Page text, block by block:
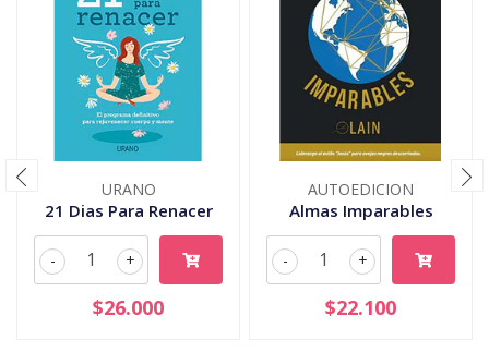
URANO
21 Dias Para Renacer
+
-
$26.000
AUTOEDICION
Almas Imparables
+
-
$22.100